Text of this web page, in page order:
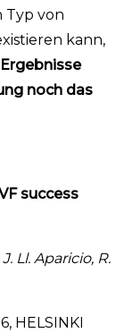
Typ von
kann,
noch das
success
Ll. Aparicio, R.
HELSINKI